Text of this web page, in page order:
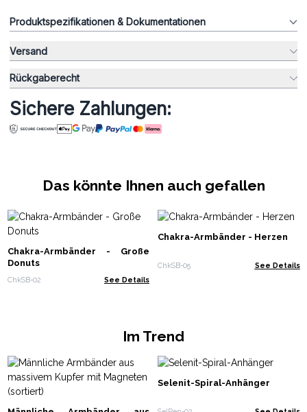
Produktspezifikationen & Dokumentationen
Versand
Rückgaberecht
Sichere Zahlungen:
Das könnte Ihnen auch gefallen
Chakra-Armbänder - Große
Donuts
ChkSB-02 See Details
Chakra-Armbänder - Herzen
ChkSB-05 See Details
Im Trend
Selenit-Spiral-Anhänger